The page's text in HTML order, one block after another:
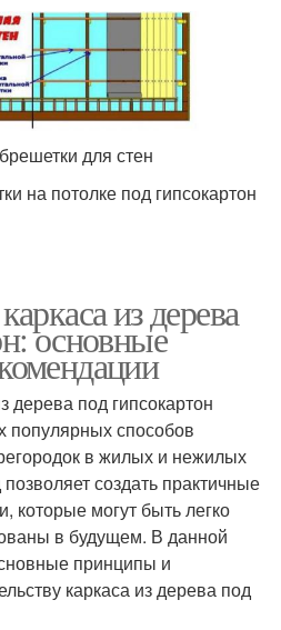
для стен
на потолке под гипсокартон
из дерева
основные
дерева под гипсокартон
популярных способов
в жилых и нежилых
создать практичные
которые могут быть легко
в будущем. В данной
принципы и
каркаса из дерева под